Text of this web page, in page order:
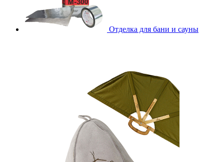
Отделка для бани и сауны